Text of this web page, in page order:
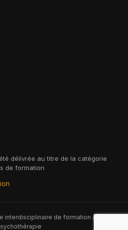
délivrée au titre de la catégorie
de formation
interdisciplinaire de formation à la